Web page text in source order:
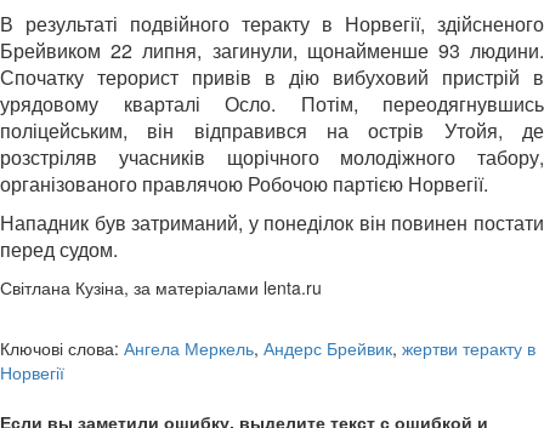
В результаті подвійного теракту в Норвегії, здійсненого
Брейвиком 22 липня, загинули, щонайменше 93 людини.
Спочатку терорист привів в дію вибуховий пристрій в
урядовому кварталі Осло. Потім, переодягнувшись
поліцейським, він відправився на острів Утойя, де
розстріляв учасників щорічного молодіжного табору,
організованого правлячою Робочою партією Норвегії.
Нападник був затриманий, у понеділок він повинен постати
перед судом.
Світлана Кузіна, за матеріалами lenta.ru
Ключові слова: Ангела Меркель, Андерс Брейвик, жертви теракту в
Норвегії
Если вы заметили ошибку, выделите текст с ошибкой и